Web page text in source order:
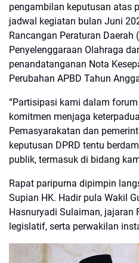
pengambilan keputusan atas
jadwal kegiatan bulan Juni
Rancangan Peraturan Daerah
Penyelenggaraan Olahraga
penandatanganan Nota
Perubahan APBD Tahun
“Partisipasi kami dalam
komitmen menjaga
Pemasyarakatan dan
keputusan DPRD tentu
publik, termasuk di bidang
Rapat paripurna dipimpin
Supian HK. Hadir pula Wakil
Hasnuryadi Sulaiman, jajaran
legislatif, serta perwakilan